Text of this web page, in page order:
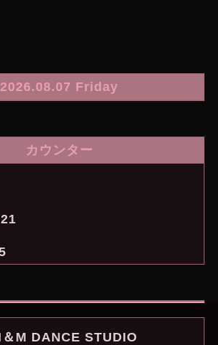
2026.08.07 Friday
カウンター
＆M DANCE STUDIO